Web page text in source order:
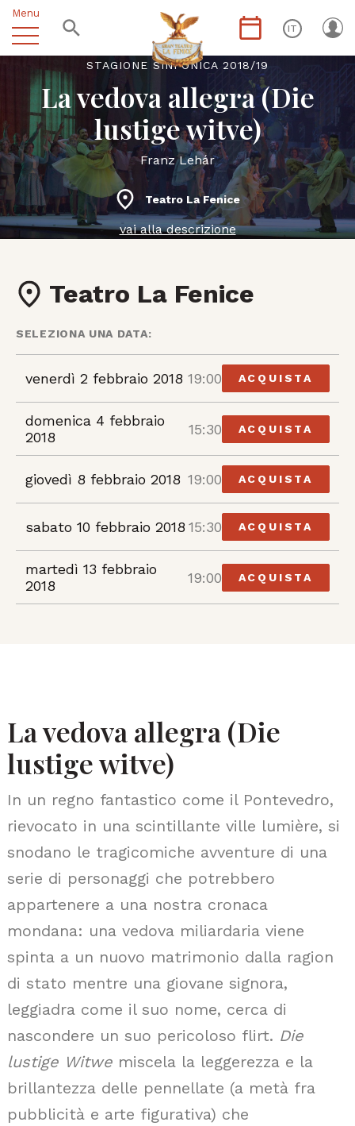
Menu
IT
STAGIONE SINFONICA 2018/19
La vedova allegra (Die
lustige witve)
Franz Lehár
Teatro La Fenice
vai alla descrizione
Teatro La Fenice
SELEZIONA UNA DATA:
venerdì 2 febbraio 2018 19:00 ACQUISTA
domenica 4 febbraio
2018
15:30 ACQUISTA
giovedì 8 febbraio 2018 19:00 ACQUISTA
sabato 10 febbraio 2018 15:30 ACQUISTA
martedì 13 febbraio
2018
19:00 ACQUISTA
La vedova allegra (Die
lustige witve)
In un regno fantastico come il Pontevedro,
rievocato in una scintillante ville lumière, si
snodano le tragicomiche avventure di una
serie di personaggi che potrebbero
appartenere a una nostra cronaca
mondana: una vedova miliardaria viene
spinta a un nuovo matrimonio dalla ragion
di stato mentre una giovane signora,
leggiadra come il suo nome, cerca di
nascondere un suo pericoloso flirt. Die
lustige Witwe miscela la leggerezza e la
brillantezza delle pennellate (a metà fra
pubblicità e arte figurativa) che